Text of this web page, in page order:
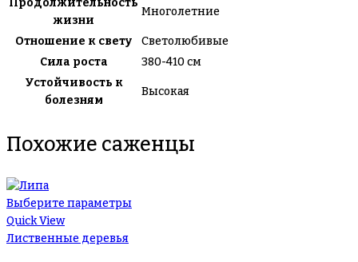
жизни
Многолетние
Отношение к свету
Светолюбивые
Сила роста
380-410 см
Устойчивость к
болезням
Высокая
Похожие саженцы
Выберите параметры
Quick View
Лиственные деревья